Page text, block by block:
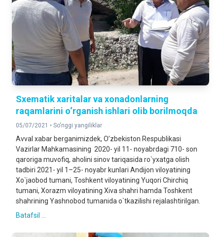
Sxematik xaritalar va xonadonlarning
raqamlarini o‘rganish ishlari olib borilmoqda
05/07/2021 • So'nggi yangiliklar
Avval xabar berganimizdek, O’zbekiston Respublikasi
Vazirlar Mahkamasining 2020- yil 11- noyabrdagi 710- son
qaroriga muvofiq, aholini sinov tariqasida ro`yxatga olish
tadbiri 2021- yil 1–25- noyabr kunlari Andijon viloyatining
Xo`jaobod tumani, Toshkent viloyatining Yuqori Chirchiq
tumani, Xorazm viloyatining Xiva shahri hamda Toshkent
shahrining Yashnobod tumanida o`tkazilishi rejalashtirilgan.
Batafsil ...